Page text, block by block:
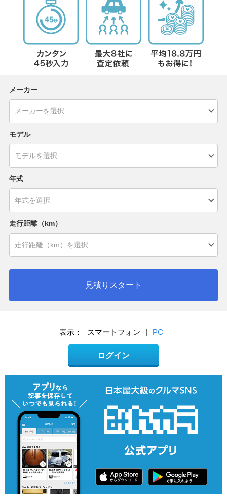
メーカー
モデル
年式
走行距離（km）
見積りスタート
表示： スマートフォン PC
ログイン